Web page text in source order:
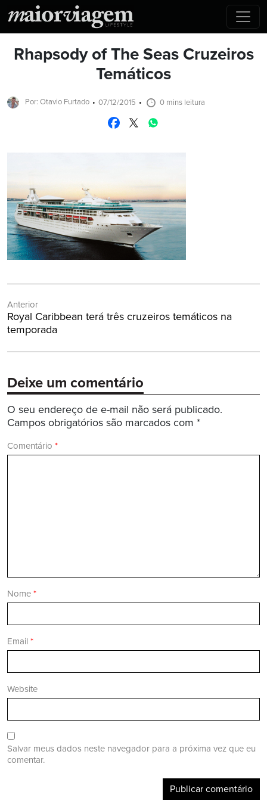
Rhapsody of The Seas Cruzeiros
Temáticos
Por: Otavio Furtado 07/12/2015 0 mins leitura
de
Post
Anterior
Post
Anterior:
Royal Caribbean terá três cruzeiros temáticos na
temporada
Deixe um comentário
O seu endereço de e-mail não será publicado.
Campos obrigatórios são marcados com *
Comentário *
Nome *
Email *
Website
Salvar meus dados neste navegador para a próxima vez que eu
comentar.